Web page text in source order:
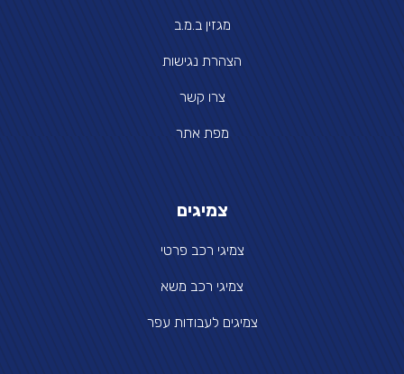
מגזין ב.מ.ב
הצהרת נגישות
צרו קשר
מפת אתר
צמיגים
צמיגי רכב פרטי
צמיגי רכב משא
צמיגים לעבודות עפר